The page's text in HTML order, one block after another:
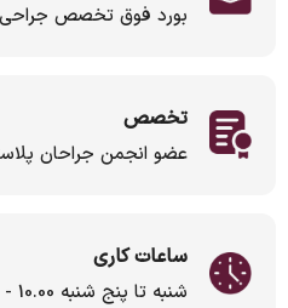
بورد فوق تخصص جراحی
تخصص
عضو انجمن جراحان
ساعات کاری
شنبه تا پنج شنبه 10.00 - 19.00